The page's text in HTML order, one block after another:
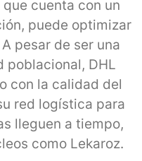
cuenta con un
puede optimizar
pesar de ser una
poblacional, DHL
con la calidad del
red logística para
lleguen a tiempo,
como Lekaroz.